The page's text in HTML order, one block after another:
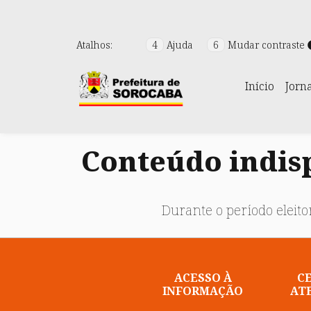
Atalhos: 4 Ajuda 6 Mudar contraste
Início
Conteúdo
Durante o período
ACESSO À
INFORMAÇÃO